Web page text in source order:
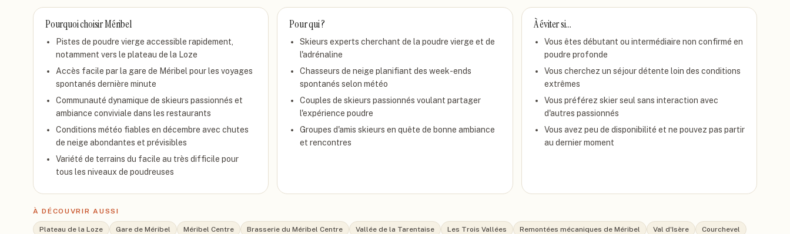
Pourquoi choisirMéribel
Pistes de poudre vierge accessible rapidement,
notamment vers le plateau de la Loze
Accès facile par la gare de Méribel pour les voyages
spontanés dernière minute
Communauté dynamique de skieurs passionnés et
ambiance conviviale dans les restaurants
Conditions météo fiables en décembre avec chutes
de neige abondantes et prévisibles
Variété de terrains du facile au très difficile pour
tous les niveaux de poudreuses
Pour qui ?
Skieurs experts cherchant de la poudre vierge et de
l'adrénaline
Chasseurs de neige planifiant des week-ends
spontanés selon météo
Couples de skieurs passionnés voulant partager
l'expérience poudre
Groupes d'amis skieurs en quête de bonne ambiance
et rencontres
À éviter si…
Vous êtes débutant ou intermédiaire non confirmé en
poudre profonde
Vous cherchez un séjour détente loin des conditions
extrêmes
Vous préférez skier seul sans interaction avec
d'autres passionnés
Vous avez peu de disponibilité et ne pouvez pas partir
au dernier moment
À DÉCOUVRIR AUSSI
Plateau de la Loze Gare de Méribel Méribel Centre Brasserie du Méribel Centre Vallée de la Tarentaise Les Trois Vallées Remontées mécaniques de Méribel Val d'Isère
Courchevel